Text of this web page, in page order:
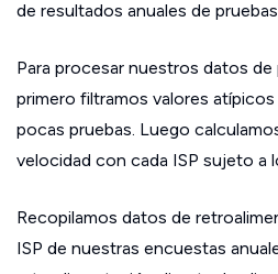
de resultados anuales de
Para procesar nuestros datos
primero filtramos valores
pocas pruebas. Luego
velocidad con cada ISP sujeto a
Recopilamos datos de
ISP de nuestras encuestas